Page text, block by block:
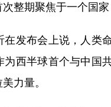
整期聚焦于一个国
布会上说，人类命
为西半球首个与中国
力量。